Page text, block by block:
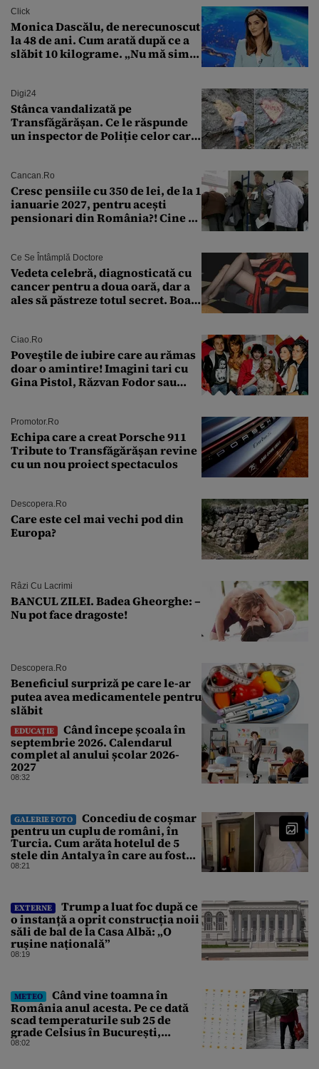
Click
Monica Dascălu, de nerecunoscut
la 48 de ani. Cum arată după ce a
slăbit 10 kilograme. „Nu mă simt
Digi24
Stânca vandalizată pe
Transfăgărășan. Ce le răspunde
un inspector de Poliție celor care
Cancan.ro
Cresc pensiile cu 350 de lei, de la 1
ianuarie 2027, pentru acești
pensionari din România?! Cine se
Ce Se Întâmplă Doctore
Vedeta celebră, diagnosticată cu
cancer pentru a doua oară, dar a
ales să păstreze totul secret. Boala
Ciao.ro
Poveştile de iubire care au rămas
doar o amintire! Imagini tari cu
Gina Pistol, Răzvan Fodor sau
Promotor.ro
Echipa care a creat Porsche 911
Tribute to Transfăgărășan revine
cu un nou proiect spectaculos
Descopera.ro
Care este cel mai vechi pod din
Europa?
Râzi Cu Lacrimi
BANCUL ZILEI. Badea Gheorghe: –
Nu pot face dragoste!
Descopera.ro
Beneficiul surpriză pe care le-ar
putea avea medicamentele pentru
slăbit
EDUCAȚIE
Când începe școala în
septembrie 2026. Calendarul
complet al anului școlar 2026-
2027
08:32
GALERIE FOTO
Concediu de coșmar
pentru un cuplu de români, în
Turcia. Cum arăta hotelul de 5
stele din Antalya în care au fost
cazați
08:21
EXTERNE
Trump a luat foc după ce
o instanță a oprit construcția noii
săli de bal de la Casa Albă: „O
rușine națională”
08:19
METEO
Când vine toamna în
România anul acesta. Pe ce dată
scad temperaturile sub 25 de
grade Celsius în București,
potrivit meteorologilor
08:02